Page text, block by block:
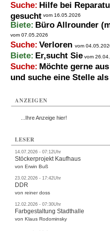
Suche: Hilfe bei
gesucht vom 16.05.2026
Biete: Büro Allrounder
vom 07.05.2026
Suche: Verloren vom
Biete: Er,sucht Sie vom
Suche: Möchte gerne
und suche eine Stelle als
ANZEIGEN
...Ihre Anzeige hier!
LESER
14.07.2026 - 07:12Uhr
Stöckerprojekt Kaufhaus
von Erwin Buß
23.02.2026 - 17:42Uhr
DDR
von reiner doss
12.02.2026 - 07:30Uhr
Farbgestaltung Stadthalle
von Klaus Rodominsky